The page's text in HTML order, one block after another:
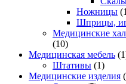
Ножницы
Шприцы,
Медицинские
(10)
Медицинская мебель
Штативы (1)
Медицинские изделия